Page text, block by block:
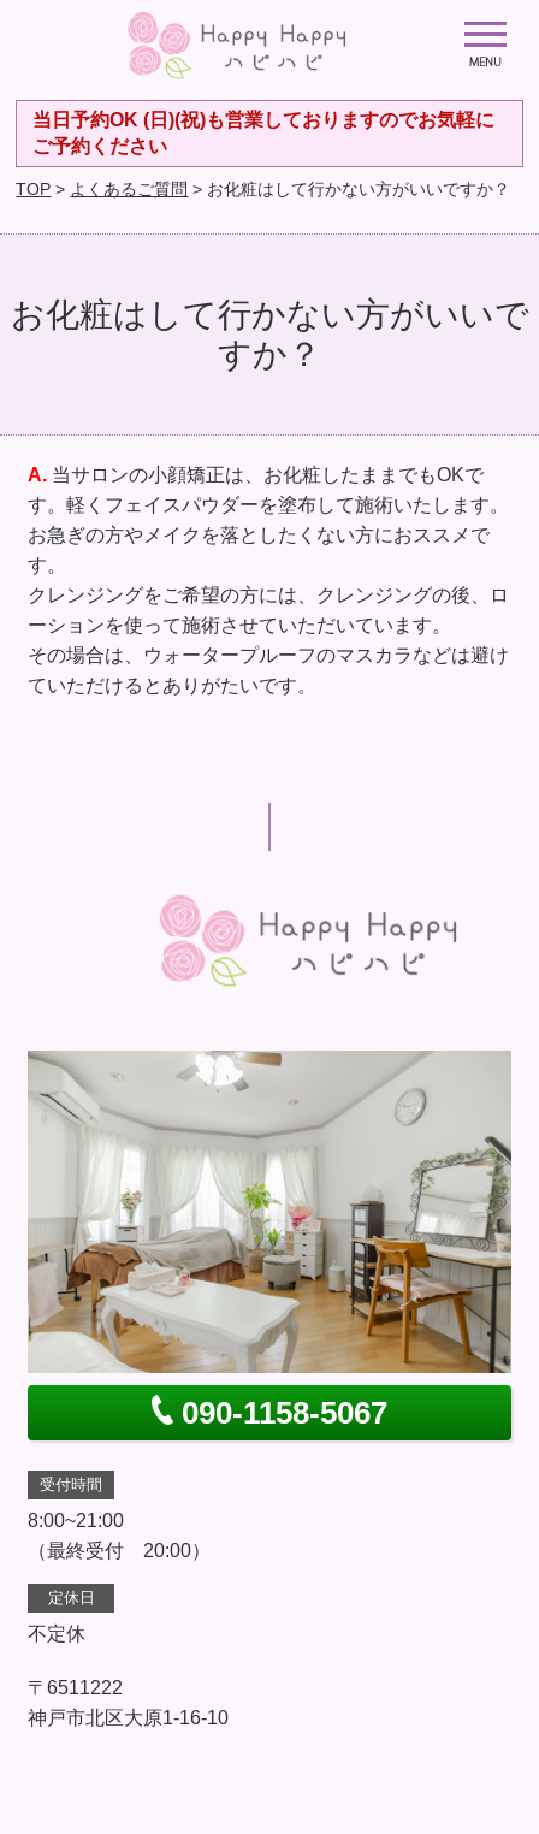
当日予約OK (日)(祝)も営業しておりますのでお気軽に
ご予約ください
TOP > よくあるご質問 > お化粧はして行かない方がいいですか？
お化粧はして行かない方がいいで
すか？
A. 当サロンの小顔矯正は、お化粧したままでもOKで
す。軽くフェイスパウダーを塗布して施術いたします。
お急ぎの方やメイクを落としたくない方におススメで
す。
クレンジングをご希望の方には、クレンジングの後、ロ
ーションを使って施術させていただいています。
その場合は、ウォータープルーフのマスカラなどは避け
ていただけるとありがたいです。
090-1158-5067
受付時間
8:00~21:00
（最終受付 20:00）
定休日
不定休
〒6511222
神戸市北区大原1-16-10